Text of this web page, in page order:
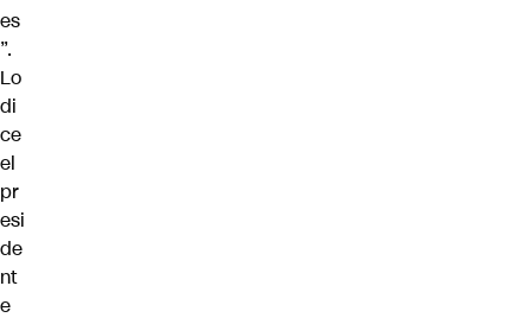
es
”.
Lo
di
ce
el
pr
esi
de
nt
e